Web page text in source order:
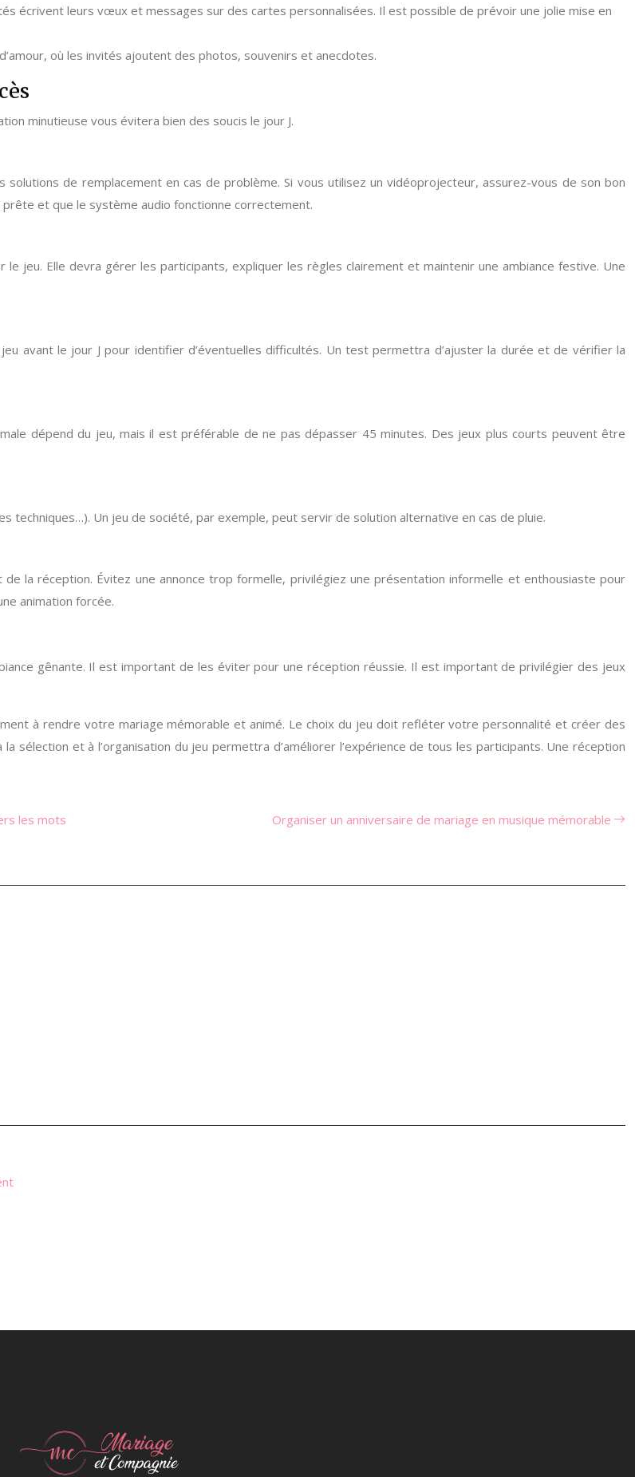
écrivent leurs vœux et messages sur des cartes personnalisées. Il est possible de prévoir une jolie mise en
où les invités ajoutent des photos, souvenirs et anecdotes.
minutieuse vous évitera bien des soucis le jour J.
de remplacement en cas de problème. Si vous utilisez un vidéoprojecteur, assurez-vous de son bon
et que le système audio fonctionne correctement.
le jeu. Elle devra gérer les participants, expliquer les règles clairement et maintenir une ambiance festive. Une
avant le jour J pour identifier d’éventuelles difficultés. Un test permettra d’ajuster la durée et de vérifier la
dépend du jeu, mais il est préférable de ne pas dépasser 45 minutes. Des jeux plus courts peuvent être
techniques…). Un jeu de société, par exemple, peut servir de solution alternative en cas de pluie.
la réception. Évitez une annonce trop formelle, privilégiez une présentation informelle et enthousiaste pour
animation forcée.
gênante. Il est important de les éviter pour une réception réussie. Il est important de privilégier des jeux
à rendre votre mariage mémorable et animé. Le choix du jeu doit refléter votre personnalité et créer des
sélection et à l’organisation du jeu permettra d’améliorer l’expérience de tous les participants. Une réception
les mots Organiser un anniversaire de mariage en musique mémorable